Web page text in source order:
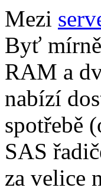
Mezi
Byť
RAM a
nabízí
spotřebě
SAS
za velice